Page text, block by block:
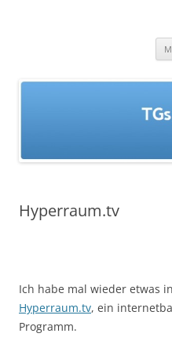
Hyperraum.tv
Ich habe mal wieder etwas
Hyperraum.tv, ein
Programm.